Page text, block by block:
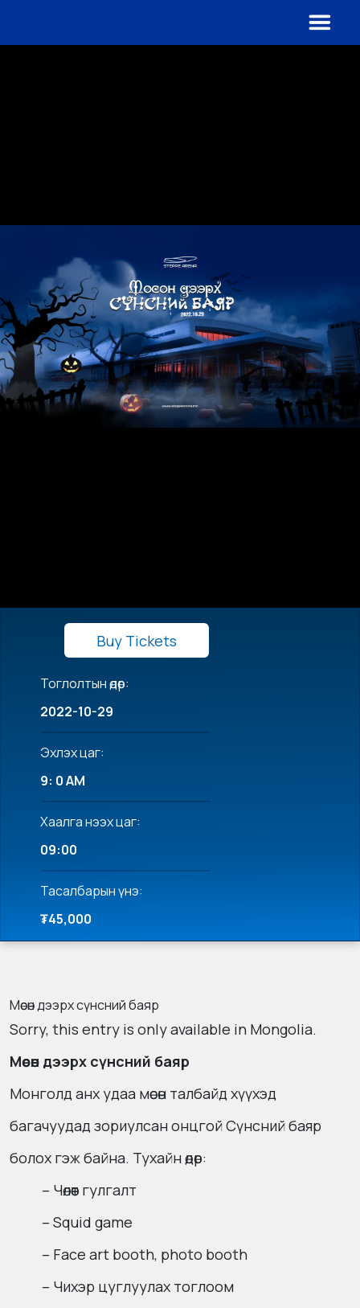
Buy Tickets
Тоглолтын өдөр:
2022-10-29
Эхлэх цаг:
9: 0 AM
Хаалга нээх цаг:
09:00
Тасалбарын үнэ:
₮45,000
Мөсөн дээрх сүнсний баяр
Sorry, this entry is only available in Mongolia.
Мөсөн дээрх сүнсний баяр
Монголд анх удаа мөсөн талбайд хүүхэд
багачуудад зориулсан онцгой Сүнсний баяр
болох гэж байна. Тухайн өдөр:
– Чөлөөт гулгалт
– Squid game
– Face art booth, photo booth
– Чихэр цуглуулах тоглоом